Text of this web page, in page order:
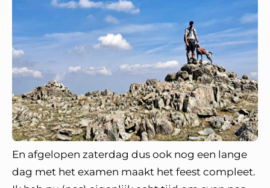
En afgelopen zaterdag dus ook nog een lange
dag met het examen maakt het feest compleet.